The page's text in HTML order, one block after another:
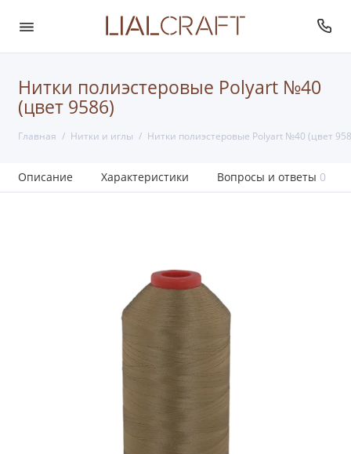
Нитки полиэстеровые Polyart №40
(цвет 9586)
Главная Нитки и иглы Нитки полиэстеровые Polyart №40 (цвет
Описание Характеристики Вопросы и ответы 0